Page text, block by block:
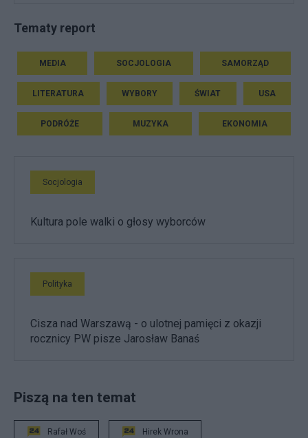
Tematy report
MEDIA SOCJOLOGIA SAMORZĄD
LITERATURA WYBORY ŚWIAT USA
PODRÓŻE MUZYKA EKONOMIA
Socjologia
Kultura pole walki o głosy wyborców
Polityka
Cisza nad Warszawą - o ulotnej pamięci z okazji
rocznicy PW pisze Jarosław Banaś
Piszą na ten temat
Rafał Woś Hirek Wrona